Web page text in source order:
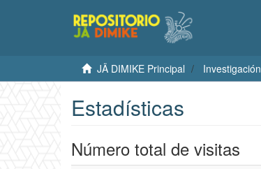
JÄ DIMIKE Principal Investigación
Estadísticas
Número total de visitas